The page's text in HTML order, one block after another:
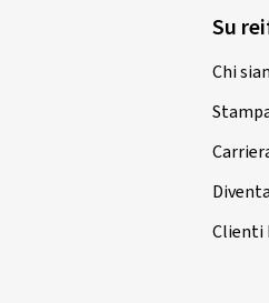
Su
Chi
Clienti